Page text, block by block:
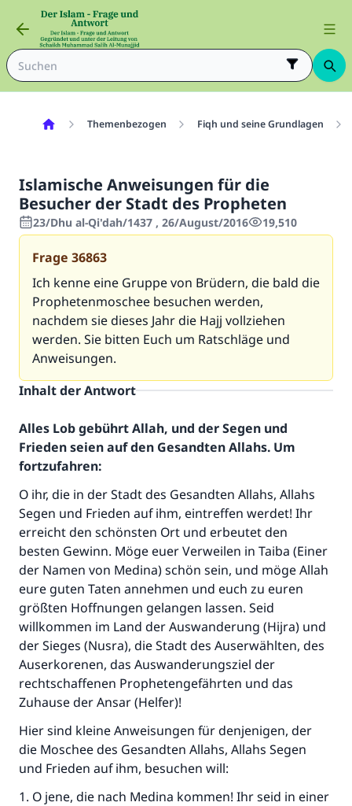
Themenbezogen Fiqh und seine Grundlagen
Islamische Anweisungen für die
Besucher der Stadt des Propheten
23/Dhu al-Qi'dah/1437 , 26/August/2016 19,510
Frage 36863
Ich kenne eine Gruppe von Brüdern, die bald die
Prophetenmoschee besuchen werden,
nachdem sie dieses Jahr die Hajj vollziehen
werden. Sie bitten Euch um Ratschläge und
Anweisungen.
Inhalt der Antwort
Alles Lob gebührt Allah, und der Segen und
Frieden seien auf den Gesandten Allahs. Um
fortzufahren:
O ihr, die in der Stadt des Gesandten Allahs, Allahs
Segen und Frieden auf ihm, eintreffen werdet! Ihr
erreicht den schönsten Ort und erbeutet den
besten Gewinn. Möge euer Verweilen in Taiba (Einer
der Namen von Medina) schön sein, und möge Allah
eure guten Taten annehmen und euch zu euren
größten Hoffnungen gelangen lassen. Seid
willkommen im Land der Auswanderung (Hijra) und
der Sieges (Nusra), die Stadt des Auserwählten, des
Auserkorenen, das Auswanderungsziel der
rechtschaffenen Prophetengefährten und das
Zuhause der Ansar (Helfer)!
Hier sind kleine Anweisungen für denjenigen, der
die Moschee des Gesandten Allahs, Allahs Segen
und Frieden auf ihm, besuchen will:
1. O jene, die nach Medina kommen! Ihr seid in einer